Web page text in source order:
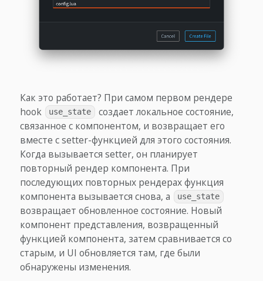
Как это работает? При самом первом рендере
hook
use_state
создает локальное состояние,
связанное с компонентом, и возвращает его
вместе с setter-функцией для этого состояния.
Когда вызывается setter, он планирует
повторный рендер компонента. При
последующих повторных рендерах функция
компонента вызывается снова, а
use_state
возвращает обновленное состояние. Новый
компонент представления, возвращенный
функцией компонента, затем сравнивается со
старым, и UI обновляется там, где были
обнаружены изменения.